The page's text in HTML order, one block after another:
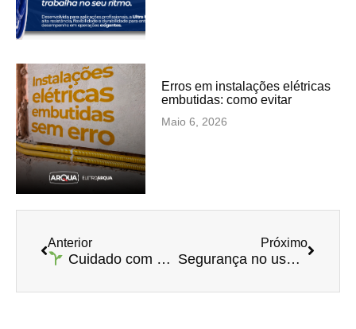
Erros em instalações elétricas
embutidas: como evitar
Maio 6, 2026
Anterior
Cuidado com a irrigação no inverno: sua planta sente, mesmo que você não veja!
Próximo
Segurança no uso de gás GLP: o que você precisa saber antes de escolher sua mangueira